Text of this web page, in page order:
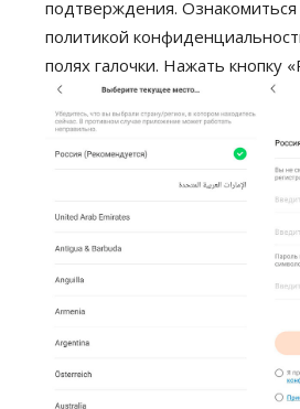
подтверждения.
политикой
полях галочки. Нажать кнопку